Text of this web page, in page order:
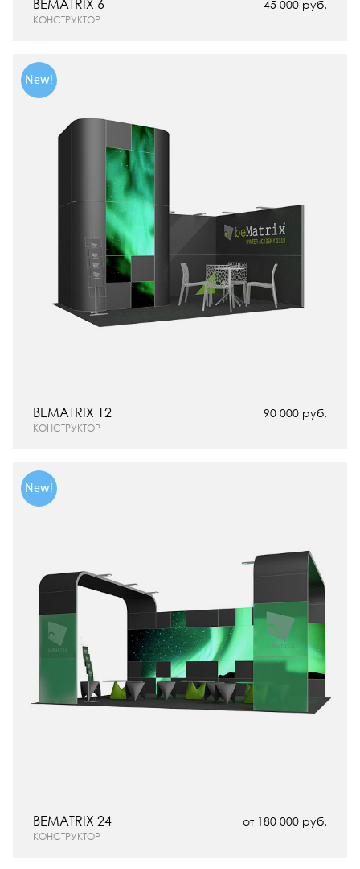
45 000 руб.
КОНСТРУКТОР
BEMATRIX 6
New!
90 000 руб.
КОНСТРУКТОР
BEMATRIX 12
New!
от 180 000 руб.
КОНСТРУКТОР
BEMATRIX 24